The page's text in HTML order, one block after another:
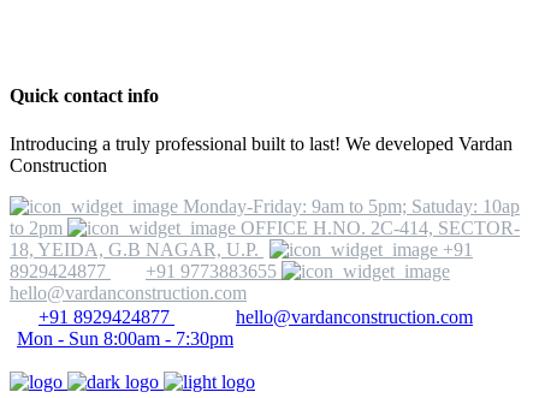
Quick contact info
Introducing a truly professional built to last! We developed Vardan
Construction
Monday-Friday: 9am to 5pm; Satuday: 10ap
to 2pm
OFFICE H.NO. 2C-414, SECTOR-
18, YEIDA, G.B NAGAR, U.P.
+91
8929424877
+91 9773883655
hello@vardanconstruction.com
+91 8929424877
hello@vardanconstruction.com
Mon - Sun 8:00am - 7:30pm